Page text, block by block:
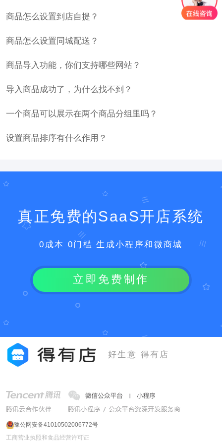
商品怎么设置到店自提？
商品怎么设置同城配送？
商品导入功能，你们支持哪些网站？
导入商品成功了，为什么找不到？
一个商品可以展示在两个商品分组里吗？
设置商品排序有什么作用？
真正免费的SaaS开店系统
0成本 0门槛 生成小程序和微商城
立即免费制作
好生意 得有店
豫公网安备41010502006772号
工商营业执照和食品经营许可证